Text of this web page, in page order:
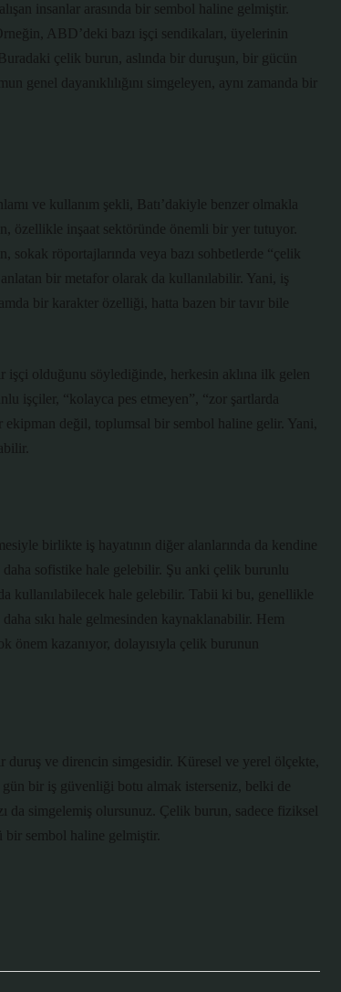
insanlar arasında bir sembol haline gelmiştir.
ABD’deki bazı işçi sendikaları, üyelerinin
çelik burun, aslında bir duruşun, bir gücün
genel dayanıklılığını simgeleyen, aynı zamanda bir
ve kullanım şekli, Batı’dakiyle benzer olmakla
özellikle inşaat sektöründe önemli bir yer tutuyor.
sokak röportajlarında veya bazı sohbetlerde “çelik
bir metafor olarak da kullanılabilir. Yani, iş
bir karakter özelliği, hatta bazen bir tavır bile
olduğunu söylediğinde, herkesin aklına ilk gelen
işçiler, “kolayca pes etmeyen”, “zor şartlarda
değil, toplumsal bir sembol haline gelir. Yani,
birlikte iş hayatının diğer alanlarında da kendine
sofistike hale gelebilir. Şu anki çelik burunlu
kullanılabilecek hale gelebilir. Tabii ki bu, genellikle
sıkı hale gelmesinden kaynaklanabilir. Hem
kazanıyor, dolayısıyla çelik burunun
ve direncin simgesidir. Küresel ve yerel ölçekte,
bir iş güvenliği botu almak isterseniz, belki de
da simgelemiş olursunuz. Çelik burun, sadece fiziksel
bir sembol haline gelmiştir.